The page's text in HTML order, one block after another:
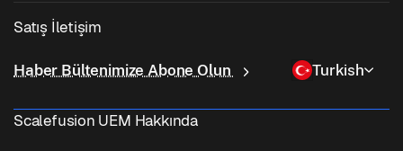
Linux Yönetimi
Koşullu Erişim
Uzaktan Kumanda
Son Mil Teslimatı
Perakende
Lojistik
Scalefusion Yardım Belgeleri
Satış İletişim
sales[at]scalefusion.com
Haber Bültenimize Abone Olun Turkish
Scalefusion UEM Hakkında